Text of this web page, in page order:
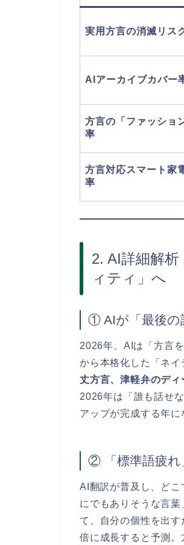
実用方言の消滅リス
AIアーカイブカバー
方言の「ファッショ
率
方言対応スマート家
率
2. AI詳細解
ィティ」へ
① AIが「最後の
2026年、AIは「方言
から本格化した「ネ
丈方言、津軽弁のディ
2026年は「誰も話せ
アップが完成する年に
② 「標準語疲れ
AI翻訳が普及し、どこ
にでもありそうな言
て、自分の個性を出
倍に成長すると予測